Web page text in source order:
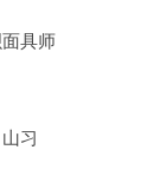
具师
习